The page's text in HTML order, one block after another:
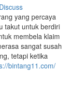
Discuss
yang percaya
takut untuk berdiri
membela klaim
sangat susah
tetapi ketika
bintang11.com/